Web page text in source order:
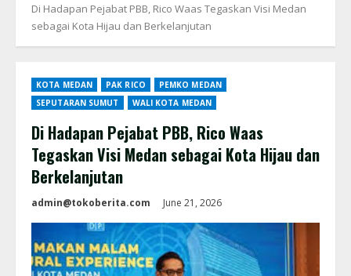
Di Hadapan Pejabat PBB, Rico Waas Tegaskan Visi Medan
sebagai Kota Hijau dan Berkelanjutan
KOTA MEDAN PAK RICO
PEMKO MEDAN
SEPUTARAN SUMUT
WALI KOTA MEDAN
Di Hadapan Pejabat PBB, Rico Waas
Tegaskan Visi Medan sebagai Kota Hijau dan
Berkelanjutan
admin@tokoberita.com June 21, 2026